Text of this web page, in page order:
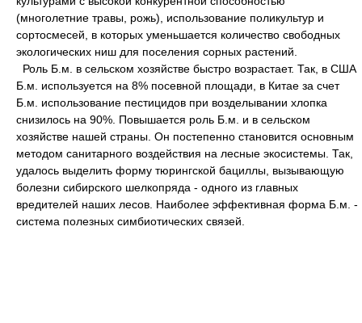
(многолетние травы, рожь), использование поликультур и
сортосмесей, в которых уменьшается количество свободных
экологических ниш для поселения сорных растений.
Роль Б.м. в сельском хозяйстве быстро возрастает. Так, в США
Б.м. используется на 8% посевной площади, в Китае за счет
Б.м. использование пестицидов при возделывании хлопка
снизилось на 90%. Повышается роль Б.м. и в сельском
хозяйстве нашей страны. Он постепенно становится основным
методом санитарного воздействия на лесные экосистемы. Так,
удалось выделить форму тюрингской бациллы, вызывающую
болезни сибирского шелкопряда - одного из главных
вредителей наших лесов. Наиболее эффективная форма Б.м. -
система полезных симбиотических связей.